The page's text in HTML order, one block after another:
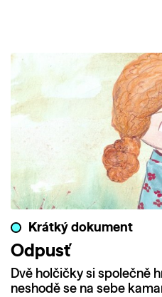
Krátký dokument
Odpusť
Dvě holčičky si společně
neshodě se na sebe